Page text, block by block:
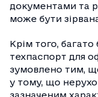
документами та
може бути
Крім того,
техпаспорт для
зумовлено тим,
у тому, що
зазначеним